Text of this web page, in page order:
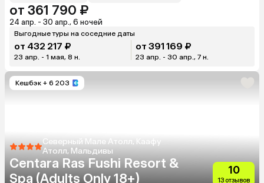
от 361 790 ₽
24 апр. - 30 апр., 6 ночей
Выгодные туры на соседние даты
от 432 217 ₽
23 апр. - 1 мая, 8 н.
от 391 169 ₽
23 апр. - 30 апр., 7 н.
Кешбэк + 6 203
Северный Мале Атолл, Каафу
Атолл, Мальдивы
Centara Ras Fushi Resort &
Spa (Adults Only 18+)
10
13 отзывов